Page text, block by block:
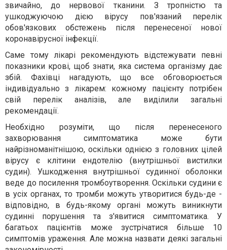
звичайно, до нервової тканини. З тропністю та
ушкоджуючою дією вірусу пов'язаний перелік
обов'язкових обстежень після перенесеної нової
коронавірусної інфекції.
Саме тому лікарі рекомендують відстежувати певні
показники крові, щоб знати, яка система організму дає
збій. Фахівці нагадують, що все обговорюється
індивідуально з лікарем: кожному пацієнту потрібен
свій перелік аналізів, але виділили загальні
рекомендації.
Необхідно розуміти, що після перенесеного
захворювання симптоматика може бути
найрізноманітнішою, оскільки однією з головних цілей
вірусу є клітини ендотелію (внутрішньої вистилки
судин). Ушкодження внутрішньої судинної оболонки
веде до посилення тромбоутворення. Оскільки судини є
в усіх органах, то тромби можуть утворитися будь-де -
відповідно, в будь-якому органі можуть виникнути
судинні порушення та з'явитися симптоматика. У
багатьох пацієнтів може зустрічатися більше 10
симптомів ураження. Але можна назвати деякі загальні